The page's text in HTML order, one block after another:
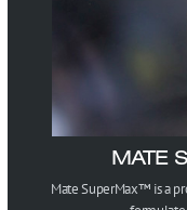
MATE
Mate SuperMax™ is a